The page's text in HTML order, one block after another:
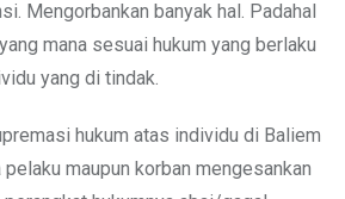
Mengorbankan banyak hal. Padahal
mana sesuai hukum yang berlaku
yang di tindak.
hukum atas individu di Baliem
maupun korban mengesankan